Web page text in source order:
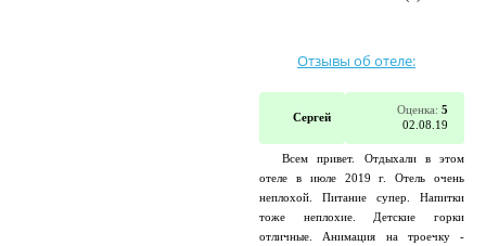
Отзывы об отеле:
Сергей
Оценка: 5
02.08.19
Всем привет. Отдыхали в этом
отеле в июле 2019 г. Отель очень
неплохой. Питание супер. Напитки
тоже неплохие. Детские горки
отличные. Анимация на троечку -